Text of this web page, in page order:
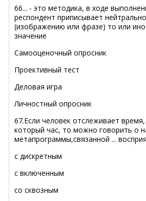
66... - это методика, в ходе
респондент приписывает
(изображению или фразе) то или
значение
Самооценочный опросник
Проективный тест
Деловая игра
Личностный опросник
67.Если человек отслеживает время,
который час, то можно говорить о
метапрограммы,связанной ...
с дискретным
с включенным
со сквозным